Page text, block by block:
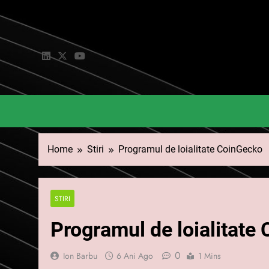
to
content
Home Stiri Programul de loialitate CoinGecko
STIRI
Programul de loialitate
Ion Barbu 6 Ani Ago 0 1 Mins